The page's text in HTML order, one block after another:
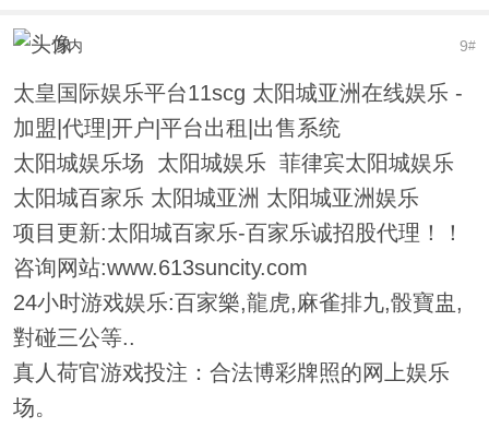
9#
万内
太皇国际娱乐平台11scg 太阳城亚洲在线娱乐 -
加盟|代理|开户|平台出租|出售系统
太阳城娱乐场 太阳城娱乐 菲律宾太阳城娱乐
太阳城百家乐 太阳城亚洲 太阳城亚洲娱乐
项目更新:太阳城百家乐-百家乐诚招股代理！！
咨询网站:www.613suncity.com
24小时游戏娱乐:百家樂,龍虎,麻雀排九,骰寶盅,
對碰三公等..
真人荷官游戏投注：合法博彩牌照的网上娱乐
场。